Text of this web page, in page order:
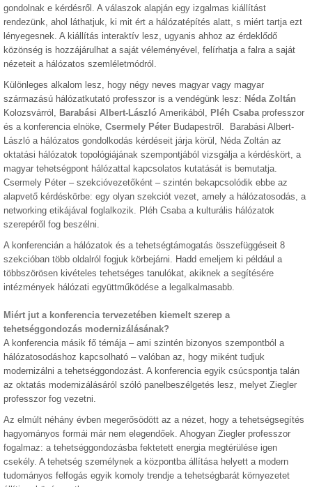
gondolnak e kérdésről. A válaszok alapján egy izgalmas kiállítást
rendezünk, ahol láthatjuk, ki mit ért a hálózatépítés alatt, s miért tartja ezt
lényegesnek. A kiállítás interaktív lesz, ugyanis ahhoz az érdeklődő
közönség is hozzájárulhat a saját véleményével, felírhatja a falra a saját
nézeteit a hálózatos szemléletmódról.
Különleges alkalom lesz, hogy négy neves magyar vagy magyar
származású hálózatkutató professzor is a vendégünk lesz: Néda Zoltán
Kolozsvárról, Barabási Albert-László Amerikából, Pléh Csaba professzor
és a konferencia elnöke, Csermely Péter Budapestről. Barabási Albert-
László a hálózatos gondolkodás kérdéseit járja körül, Néda Zoltán az
oktatási hálózatok topológiájának szempontjából vizsgálja a kérdéskört, a
magyar tehetségpont hálózattal kapcsolatos kutatását is bemutatja.
Csermely Péter – szekcióvezetőként – szintén bekapcsolódik ebbe az
alapvető kérdéskörbe: egy olyan szekciót vezet, amely a hálózatosodás, a
networking etikájával foglalkozik. Pléh Csaba a kulturális hálózatok
szerepéről fog beszélni.
A konferencián a hálózatok és a tehetségtámogatás összefüggéseit 8
szekcióban több oldalról fogjuk körbejárni. Hadd emeljem ki például a
többszörösen kivételes tehetséges tanulókat, akiknek a segítésére
intézmények hálózati együttműködése a legalkalmasabb.
Miért jut a konferencia tervezetében kiemelt szerep a
tehetséggondozás modernizálásának?
A konferencia másik fő témája – ami szintén bizonyos szempontból a
hálózatosodáshoz kapcsolható – valóban az, hogy miként tudjuk
modernizálni a tehetséggondozást. A konferencia egyik csúcspontja talán
az oktatás modernizálásáról szóló panelbeszélgetés lesz, melyet Ziegler
professzor fog vezetni.
Az elmúlt néhány évben megerősödött az a nézet, hogy a tehetségsegítés
hagyományos formái már nem elegendőek. Ahogyan Ziegler professzor
fogalmaz: a tehetséggondozásba fektetett energia megtérülése igen
csekély. A tehetség személynek a központba állítása helyett a modern
tudományos felfogás egyik komoly trendje a tehetségbarát környezetet